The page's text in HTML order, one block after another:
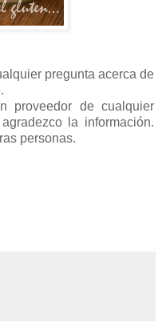
pregunta acerca de
.
proveedor de cualquier
la información.
personas.